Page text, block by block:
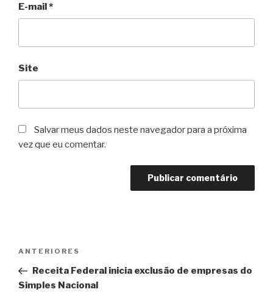
E-mail*
Site
Salvar meus dados neste navegador para a próxima
vez que eu comentar.
Post
Post
anterior
ANTERIORES
Receita Federal inicia exclusão de empresas do
Simples Nacional